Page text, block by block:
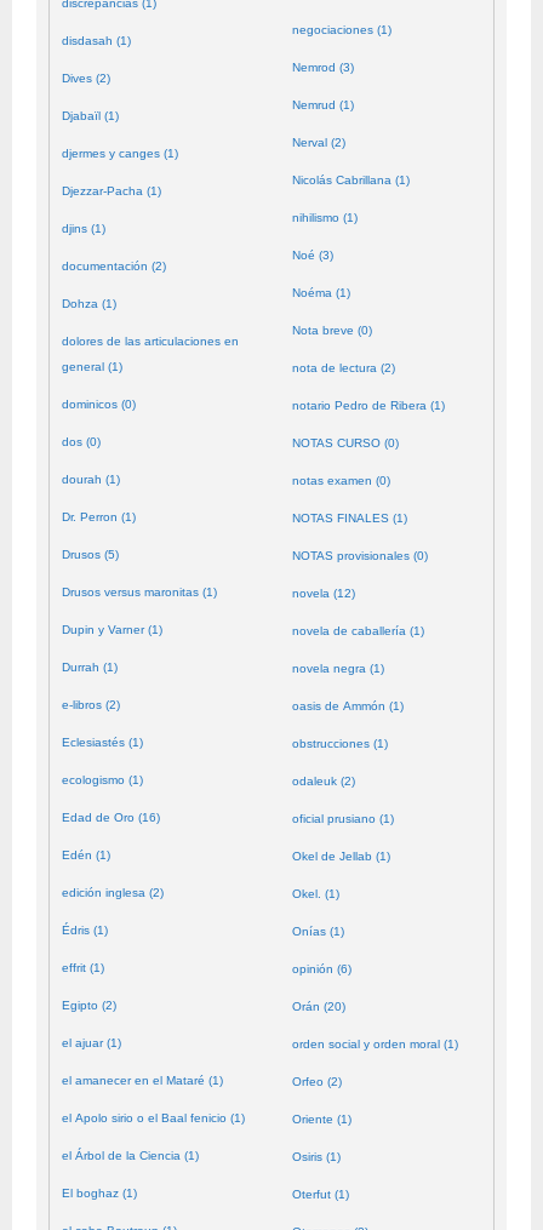
discrepancias (1)
disdasah (1)
Dives (2)
Djabaïl (1)
djermes y canges (1)
Djezzar-Pacha (1)
djins (1)
documentación (2)
Dohza (1)
dolores de las articulaciones en
general (1)
dominicos (0)
dos (0)
dourah (1)
Dr. Perron (1)
Drusos (5)
Drusos versus maronitas (1)
Dupin y Varner (1)
Durrah (1)
e-libros (2)
Eclesiastés (1)
ecologismo (1)
Edad de Oro (16)
Edén (1)
edición inglesa (2)
Édris (1)
effrit (1)
Egipto (2)
el ajuar (1)
el amanecer en el Mataré (1)
el Apolo sirio o el Baal fenicio (1)
el Árbol de la Ciencia (1)
El boghaz (1)
negociaciones (1)
Nemrod (3)
Nemrud (1)
Nerval (2)
Nicolás Cabrillana (1)
nihilismo (1)
Noé (3)
Noéma (1)
Nota breve (0)
nota de lectura (2)
notario Pedro de Ribera (1)
NOTAS CURSO (0)
notas examen (0)
NOTAS FINALES (1)
NOTAS provisionales (0)
novela (12)
novela de caballería (1)
novela negra (1)
oasis de Ammón (1)
obstrucciones (1)
odaleuk (2)
oficial prusiano (1)
Okel de Jellab (1)
Okel. (1)
Onías (1)
opinión (6)
Orán (20)
orden social y orden moral (1)
Orfeo (2)
Oriente (1)
Osiris (1)
Oterfut (1)